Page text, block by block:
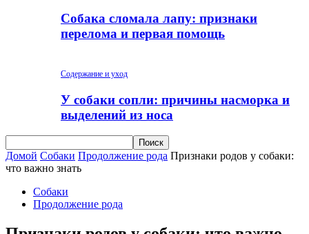
Собака сломала лапу: признаки
перелома и первая помощь
Содержание и уход
У собаки сопли: причины насморка и
выделений из носа
Домой Собаки Продолжение рода Признаки родов у собаки:
что важно знать
Собаки
Продолжение рода